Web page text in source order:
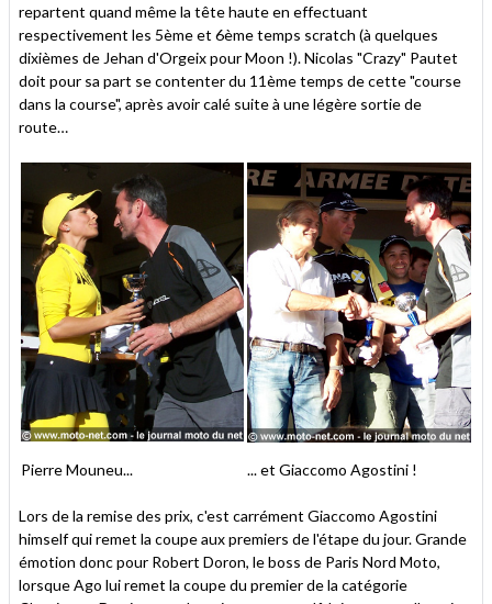
repartent quand même la tête haute en effectuant
respectivement les 5ème et 6ème temps scratch (à quelques
dixièmes de Jehan d'Orgeix pour Moon !). Nicolas "Crazy" Pautet
doit pour sa part se contenter du 11ème temps de cette "course
dans la course", après avoir calé suite à une légère sortie de
route…
Pierre Mouneu... ... et Giaccomo Agostini !
Lors de la remise des prix, c'est carrément Giaccomo Agostini
himself qui remet la coupe aux premiers de l'étape du jour. Grande
émotion donc pour Robert Doron, le boss de Paris Nord Moto,
lorsque Ago lui remet la coupe du premier de la catégorie